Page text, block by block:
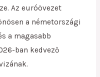
Az euróövezet
a németországi
a magasabb
ban kedvező